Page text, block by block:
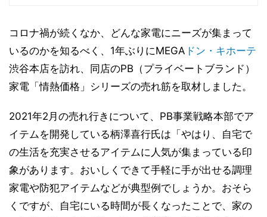
コロナ禍が続くなか、どんな家電にニーズが集まって
いるのかを知るべく、1年ぶりにMEGA ドン・キホーテ
渋谷本店を訪れ、同店のPB（プライベートブランド）
家電「情熱価格」シリーズの売れ筋を取材しました。
2021年2月の売れ行きについて、PB事業戦略本部でア
イテムを開発している柄澤喜行氏は「やはり、自宅で
の生活を充実させるアイテムに人気が集まっている印
象があります。おいしくできて手軽に手が出せる調理
家電や防犯アイテムなどが典型例でしょうか。おそら
くですが、自宅にいる時間が長くなったことで、家の